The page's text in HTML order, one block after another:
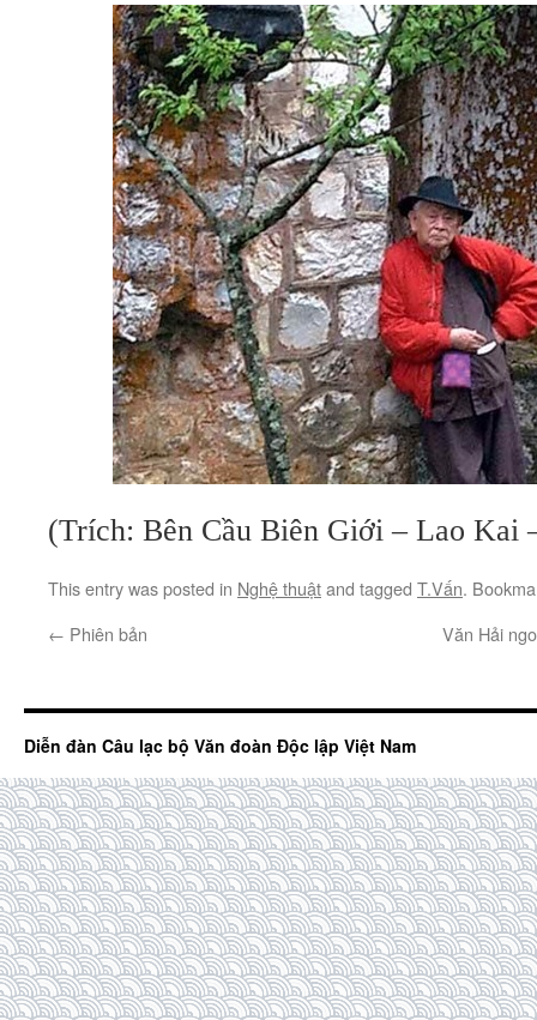
(Trích: Bên Cầu Biên Giới – Lao Kai
This entry was posted in Nghệ thuậtand tagged T.Vấn.
← Phiên bản Văn Hải
Diễn đàn Câu lạc bộ Văn đoàn Độc lập Việt Nam